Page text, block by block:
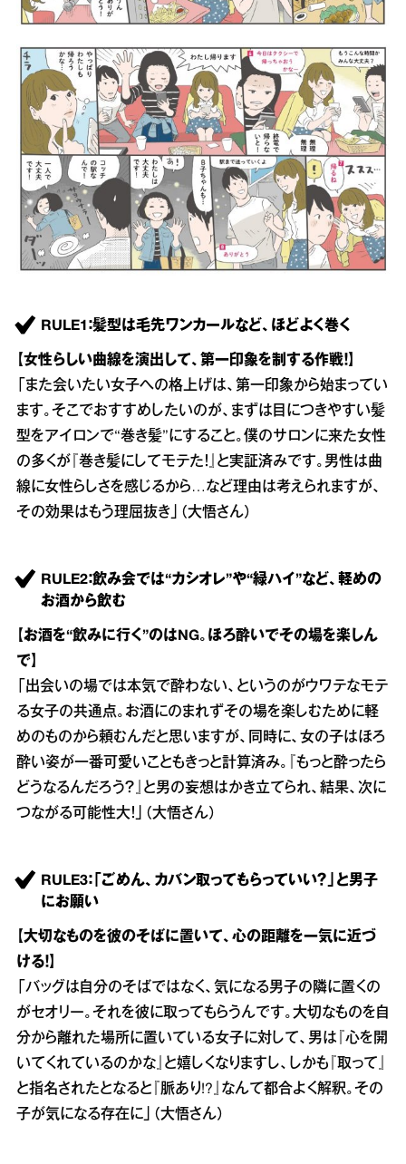
RULE1：髪型は毛先ワンカールなど、ほどよく巻く
【女性らしい曲線を演出して、第一印象を制する作戦！】
「また会いたい女子への格上げは、第一印象から始まってい
ます。そこでおすすめしたいのが、まずは目につきやすい髪
型をアイロンで“巻き髪”にすること。僕のサロンに来た女性
の多くが『巻き髪にしてモテた！』と実証済みです。男性は曲
線に女性らしさを感じるから…など理由は考えられますが、
その効果はもう理屈抜き」（大悟さん）
RULE2：飲み会では“カシオレ”や“緑ハイ”など、軽めの
お酒から飲む
【お酒を“飲みに行く”のはNG。ほろ酔いでその場を楽しん
で】
「出会いの場では本気で酔わない、というのがウワテなモテ
る女子の共通点。お酒にのまれずその場を楽しむために軽
めのものから頼むんだと思いますが、同時に、女の子はほろ
酔い姿が一番可愛いこともきっと計算済み。『もっと酔ったら
どうなるんだろう？』と男の妄想はかき立てられ、結果、次に
つながる可能性大！」（大悟さん）
RULE3：「ごめん、カバン取ってもらっていい？」と男子
にお願い
【大切なものを彼のそばに置いて、心の距離を一気に近づ
ける！】
「バッグは自分のそばではなく、気になる男子の隣に置くの
がセオリー。それを彼に取ってもらうんです。大切なものを自
分から離れた場所に置いている女子に対して、男は『心を開
いてくれているのかな』と嬉しくなりますし、しかも『取って』
と指名されたとなると『脈あり!?』なんて都合よく解釈。その
子が気になる存在に」（大悟さん）